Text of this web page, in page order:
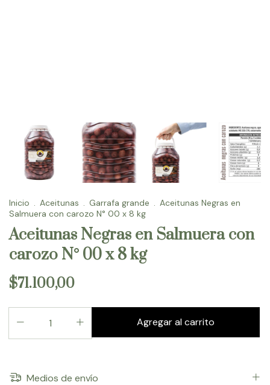
Inicio Aceitunas Garrafa grande
Aceitunas Negras en
Salmuera con carozo N° 00 x 8 kg
Aceitunas Negras en Salmuera con
carozo N° 00 x 8 kg
$71.100,00
Medios de envío